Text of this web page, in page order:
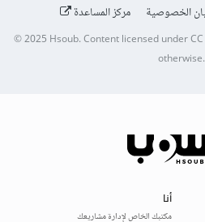
الخصوصية مركز المساعدة
© 2025Hsoub.Content licensed under
otherwise.